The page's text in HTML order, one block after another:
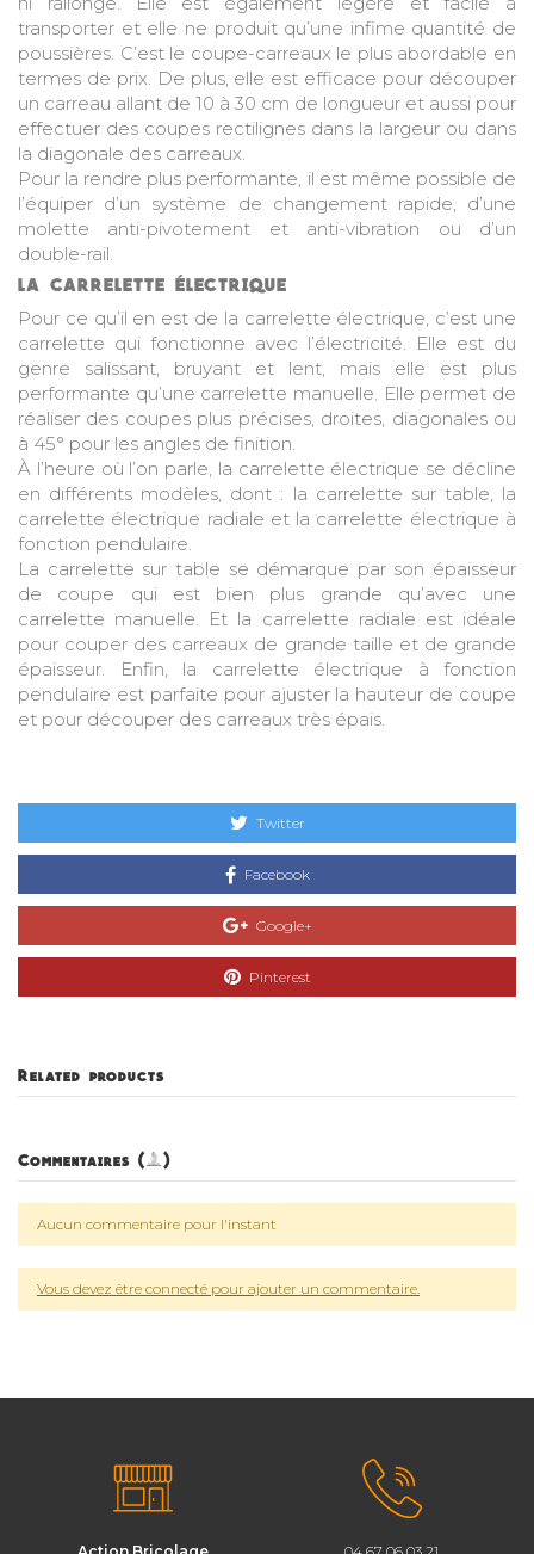
transporter et elle ne produit qu’une infime quantité de
poussières. C’est le coupe-carreaux le plus abordable en
termes de prix. De plus, elle est efficace pour découper
un carreau allant de 10 à 30 cm de longueur et aussi pour
effectuer des coupes rectilignes dans la largeur ou dans
la diagonale des carreaux.
Pour la rendre plus performante, il est même possible de
l’équiper d’un système de changement rapide, d’une
molette anti-pivotement et anti-vibration ou d’un
double-rail.
LA CARRELETTE ÉLECTRIQUE
Pour ce qu’il en est de la carrelette électrique, c’est une
carrelette qui fonctionne avec l’électricité. Elle est du
genre salissant, bruyant et lent, mais elle est plus
performante qu’une carrelette manuelle. Elle permet de
réaliser des coupes plus précises, droites, diagonales ou
à 45° pour les angles de finition.
À l’heure où l’on parle, la carrelette électrique se décline
en différents modèles, dont : la carrelette sur table, la
carrelette électrique radiale et la carrelette électrique à
fonction pendulaire.
La carrelette sur table se démarque par son épaisseur
de coupe qui est bien plus grande qu’avec une
carrelette manuelle. Et la carrelette radiale est idéale
pour couper des carreaux de grande taille et de grande
épaisseur. Enfin, la carrelette électrique à fonction
pendulaire est parfaite pour ajuster la hauteur de coupe
et pour découper des carreaux très épais.
Twitter
Facebook
Google+
Pinterest
Related products
Commentaires (0)
Aucun commentaire pour l'instant
Vous devez être connecté pour ajouter un commentaire.